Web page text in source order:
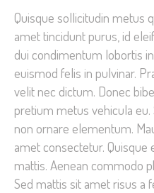
Quisque sollicitudin metus
amet tincidunt purus, id
dui condimentum lobortis
euismod felis in pulvinar.
velit nec dictum. Donec
pretium metus vehicula
non ornare elementum.
amet consectetur.
mattis. Aenean commodo
Sed mattis sit amet risus a